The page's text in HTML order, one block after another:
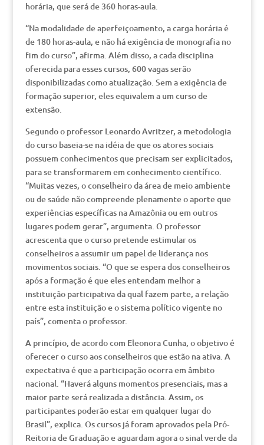
horária, que será de 360 horas-aula.
“Na modalidade de aperfeiçoamento, a carga horária é
de 180 horas-aula, e não há exigência de monografia no
fim do curso”, afirma. Além disso, a cada disciplina
oferecida para esses cursos, 600 vagas serão
disponibilizadas como atualização. Sem a exigência de
formação superior, eles equivalem a um curso de
extensão.
Segundo o professor Leonardo Avritzer, a metodologia
do curso baseia-se na idéia de que os atores sociais
possuem conhecimentos que precisam ser explicitados,
para se transformarem em conhecimento científico.
“Muitas vezes, o conselheiro da área de meio ambiente
ou de saúde não compreende plenamente o aporte que
experiências específicas na Amazônia ou em outros
lugares podem gerar”, argumenta. O professor
acrescenta que o curso pretende estimular os
conselheiros a assumir um papel de liderança nos
movimentos sociais. “O que se espera dos conselheiros
após a formação é que eles entendam melhor a
instituição participativa da qual fazem parte, a relação
entre esta instituição e o sistema político vigente no
país”, comenta o professor.
A princípio, de acordo com Eleonora Cunha, o objetivo é
oferecer o curso aos conselheiros que estão na ativa. A
expectativa é que a participação ocorra em âmbito
nacional. “Haverá alguns momentos presenciais, mas a
maior parte será realizada a distância. Assim, os
participantes poderão estar em qualquer lugar do
Brasil”, explica. Os cursos já foram aprovados pela Pró-
Reitoria de Graduação e aguardam agora o sinal verde da